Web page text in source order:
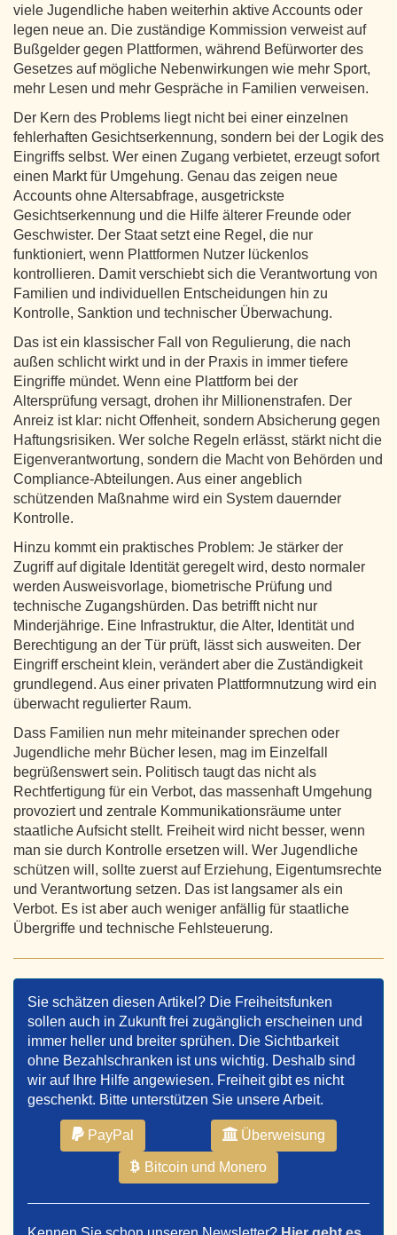
viele Jugendliche haben weiterhin aktive Accounts oder
legen neue an. Die zuständige Kommission verweist auf
Bußgelder gegen Plattformen, während Befürworter des
Gesetzes auf mögliche Nebenwirkungen wie mehr Sport,
mehr Lesen und mehr Gespräche in Familien verweisen.
Der Kern des Problems liegt nicht bei einer einzelnen
fehlerhaften Gesichtserkennung, sondern bei der Logik des
Eingriffs selbst. Wer einen Zugang verbietet, erzeugt sofort
einen Markt für Umgehung. Genau das zeigen neue
Accounts ohne Altersabfrage, ausgetrickste
Gesichtserkennung und die Hilfe älterer Freunde oder
Geschwister. Der Staat setzt eine Regel, die nur
funktioniert, wenn Plattformen Nutzer lückenlos
kontrollieren. Damit verschiebt sich die Verantwortung von
Familien und individuellen Entscheidungen hin zu
Kontrolle, Sanktion und technischer Überwachung.
Das ist ein klassischer Fall von Regulierung, die nach
außen schlicht wirkt und in der Praxis in immer tiefere
Eingriffe mündet. Wenn eine Plattform bei der
Altersprüfung versagt, drohen ihr Millionenstrafen. Der
Anreiz ist klar: nicht Offenheit, sondern Absicherung gegen
Haftungsrisiken. Wer solche Regeln erlässt, stärkt nicht die
Eigenverantwortung, sondern die Macht von Behörden und
Compliance-Abteilungen. Aus einer angeblich
schützenden Maßnahme wird ein System dauernder
Kontrolle.
Hinzu kommt ein praktisches Problem: Je stärker der
Zugriff auf digitale Identität geregelt wird, desto normaler
werden Ausweisvorlage, biometrische Prüfung und
technische Zugangshürden. Das betrifft nicht nur
Minderjährige. Eine Infrastruktur, die Alter, Identität und
Berechtigung an der Tür prüft, lässt sich ausweiten. Der
Eingriff erscheint klein, verändert aber die Zuständigkeit
grundlegend. Aus einer privaten Plattformnutzung wird ein
überwacht regulierter Raum.
Dass Familien nun mehr miteinander sprechen oder
Jugendliche mehr Bücher lesen, mag im Einzelfall
begrüßenswert sein. Politisch taugt das nicht als
Rechtfertigung für ein Verbot, das massenhaft Umgehung
provoziert und zentrale Kommunikationsräume unter
staatliche Aufsicht stellt. Freiheit wird nicht besser, wenn
man sie durch Kontrolle ersetzen will. Wer Jugendliche
schützen will, sollte zuerst auf Erziehung, Eigentumsrechte
und Verantwortung setzen. Das ist langsamer als ein
Verbot. Es ist aber auch weniger anfällig für staatliche
Übergriffe und technische Fehlsteuerung.
Sie schätzen diesen Artikel? Die Freiheitsfunken
sollen auch in Zukunft frei zugänglich erscheinen und
immer heller und breiter sprühen. Die Sichtbarkeit
ohne Bezahlschranken ist uns wichtig. Deshalb sind
wir auf Ihre Hilfe angewiesen. Freiheit gibt es nicht
geschenkt. Bitte unterstützen Sie unsere Arbeit.
PayPal Überweisung
Bitcoin und Monero